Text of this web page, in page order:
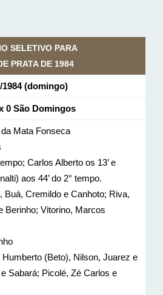
SELETIVO PARA
PRATA DE 1984
1984 (domingo)
0 São Domingos
Mata Fonseca
Carlos Alberto os 13’ e
aos 44’ do 2° tempo.
Buá, Cremildo e Canhoto; Riva,
Berinho; Vitorino, Marcos
(Beto), Nilson, Juarez e
Sabará; Picolé, Zé Carlos e